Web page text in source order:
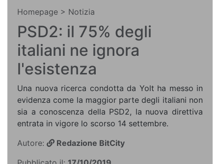
Homepage > Notizia
PSD2: il 75% degli
italiani ne ignora
l'esistenza
Una nuova ricerca condotta da Yolt ha messo in
evidenza come la maggior parte degli italiani non
sia a conoscenza della PSD2, la nuova direttiva
entrata in vigore lo scorso 14 settembre.
Autore:
Redazione BitCity